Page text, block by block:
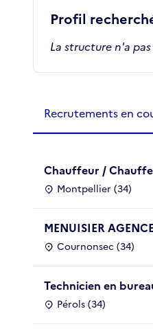
Profil
La structure n'a
Recrutements
Recrutements en
Chauffeur /
Montpellier (34)
MENUISIER
Cournonsec (34)
Technicien en
Pérols (34)